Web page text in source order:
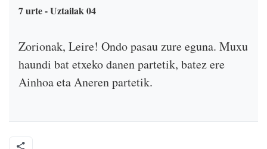
7 urte - Uztailak 04
Zorionak, Leire! Ondo pasau zure eguna. Muxu
haundi bat etxeko danen partetik, batez ere
Ainhoa eta Aneren partetik.